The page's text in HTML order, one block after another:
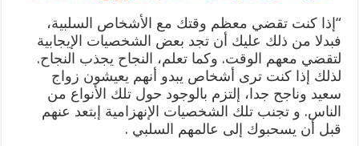
“إذا كنت تقضي معظم وقتك مع الأشخاص السلبية،
فبدلا من ذلك عليك أن تجد بعض الشخصيات الإيجابية
لتقضي معهم الوقت. وكما تعلم، النجاح يجذب النجاح.
لذلك إذا كنت ترى أشخاص يبدو أنهم يعيشون زواج
سعيد وناجح جدا، إلتزم بالوجود حول تلك الأنواع من
الناس. و تجنب تلك الشخصيات الإنهزامية إبتعد عنهم
قبل أن يسحبوك إلى عالمهم السلبي .